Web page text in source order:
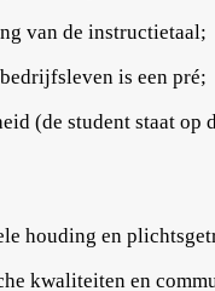
van de instructietaal;
is een pré;
(de student staat op
houding en
kwaliteiten en